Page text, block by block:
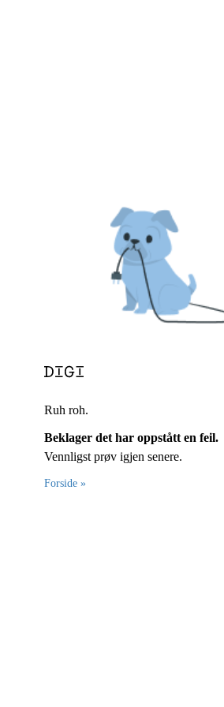
Ruh roh.
Beklager det har oppstått en feil.
Vennligst prøv igjen senere.
Forside »